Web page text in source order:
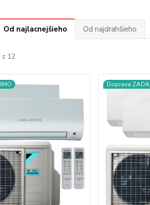
Od najlacnejšieho Od najdrahšieho
z 12
Doprava